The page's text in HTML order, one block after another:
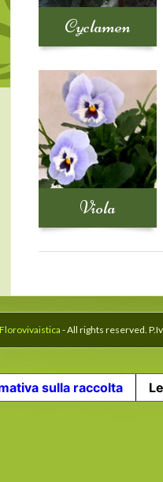
Confetti Garden
Cyclamen
Viola
- All rights reserved.
sulla raccolta